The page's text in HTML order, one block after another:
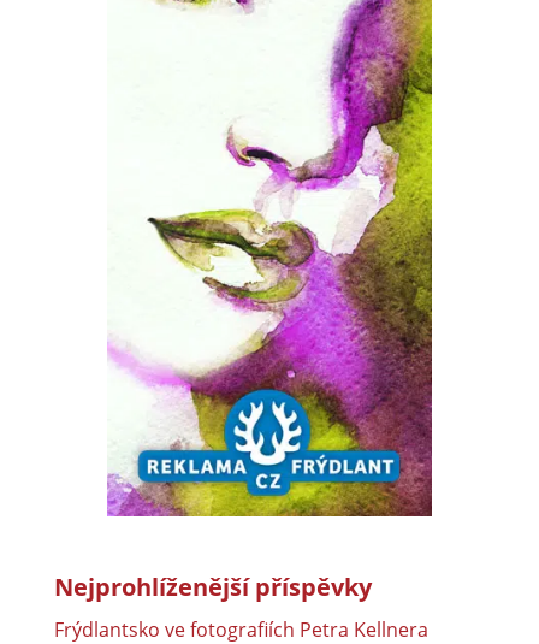
Nejprohlíženější příspěvky
Frýdlantsko ve fotografiích Petra Kellnera